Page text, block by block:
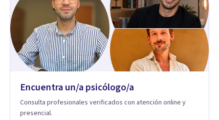
para fortalecer la autoestima, desarrollar habilidades
socioemocionales y promover cambios sostenibles. Como
divulgador científico, acerca la psicología y las neurociencias
a la vida cotidiana mediante contenidos claros, rigurosos y
aplicables, con el propósito de impulsar un bienestar integral.
Encuentra un/a psicólogo/a
Consulta profesionales verificados con atención online y
presencial.